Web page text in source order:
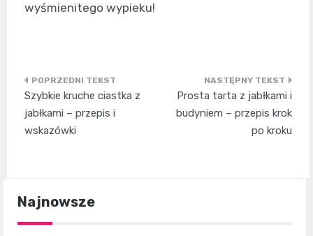
wyśmienitego wypieku!
Nawigacja
wpisu
Szybkie kruche ciastka z
jabłkami – przepis i
wskazówki
Prosta tarta z jabłkami i
budyniem – przepis krok
po kroku
Najnowsze